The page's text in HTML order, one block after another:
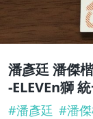
潘彥廷 潘傑
-ELEVEn獅
#潘彥廷 #潘